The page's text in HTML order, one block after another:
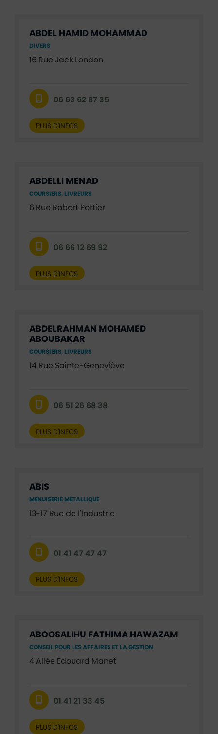
ABDEL HAMID MOHAMMAD
DIVERS
16 Rue Jack London
06 63 62 87 35
PLUS D'INFOS
ABDELLI MENAD
COURSIERS, LIVREURS
6 Rue Robert Pottier
06 66 12 69 92
PLUS D'INFOS
ABDELRAHMAN MOHAMED
ABOUBAKAR
COURSIERS, LIVREURS
14 Rue Sainte-Geneviève
06 51 26 68 38
PLUS D'INFOS
ABIS
MENUISERIE MÉTALLIQUE
13-17 Rue de l'Industrie
01 41 47 47 47
PLUS D'INFOS
ABOOSALIHU FATHIMA HAWAZAM
CONSEIL POUR LES AFFAIRES ET LA GESTION
4 Allée Edouard Manet
01 41 21 33 45
PLUS D'INFOS